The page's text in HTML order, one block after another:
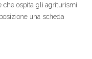
che ospita gli agriturismi
una scheda